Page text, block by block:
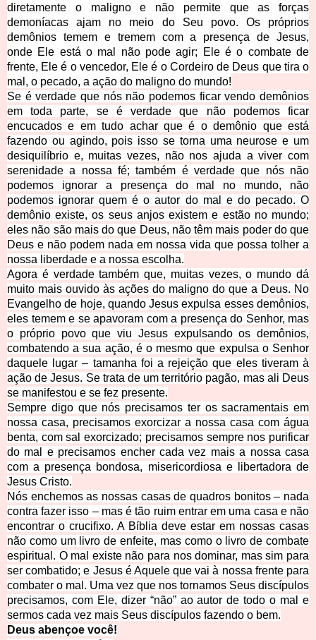
diretamente o maligno e não permite que as forças
demoníacas ajam no meio do Seu povo. Os próprios
demônios temem e tremem com a presença de Jesus,
onde Ele está o mal não pode agir; Ele é o combate de
frente, Ele é o vencedor, Ele é o Cordeiro de Deus que tira o
mal, o pecado, a ação do maligno do mundo!
Se é verdade que nós não podemos ficar vendo demônios
em toda parte, se é verdade que não podemos ficar
encucados e em tudo achar que é o demônio que está
fazendo ou agindo, pois isso se torna uma neurose e um
desiquilíbrio e, muitas vezes, não nos ajuda a viver com
serenidade a nossa fé; também é verdade que nós não
podemos ignorar a presença do mal no mundo, não
podemos ignorar quem é o autor do mal e do pecado. O
demônio existe, os seus anjos existem e estão no mundo;
eles não são mais do que Deus, não têm mais poder do que
Deus e não podem nada em nossa vida que possa tolher a
nossa liberdade e a nossa escolha.
Agora é verdade também que, muitas vezes, o mundo dá
muito mais ouvido às ações do maligno do que a Deus. No
Evangelho de hoje, quando Jesus expulsa esses demônios,
eles temem e se apavoram com a presença do Senhor, mas
o próprio povo que viu Jesus expulsando os demônios,
combatendo a sua ação, é o mesmo que expulsa o Senhor
daquele lugar – tamanha foi a rejeição que eles tiveram à
ação de Jesus. Se trata de um território pagão, mas ali Deus
se manifestou e se fez presente.
Sempre digo que nós precisamos ter os sacramentais em
nossa casa, precisamos exorcizar a nossa casa com água
benta, com sal exorcizado; precisamos sempre nos purificar
do mal e precisamos encher cada vez mais a nossa casa
com a presença bondosa, misericordiosa e libertadora de
Jesus Cristo.
Nós enchemos as nossas casas de quadros bonitos – nada
contra fazer isso – mas é tão ruim entrar em uma casa e não
encontrar o crucifixo. A Bíblia deve estar em nossas casas
não como um livro de enfeite, mas como o livro de combate
espiritual. O mal existe não para nos dominar, mas sim para
ser combatido; e Jesus é Aquele que vai à nossa frente para
combater o mal. Uma vez que nos tornamos Seus discípulos
precisamos, com Ele, dizer “não” ao autor de todo o mal e
sermos cada vez mais Seus discípulos fazendo o bem.
Deus abençoe você!